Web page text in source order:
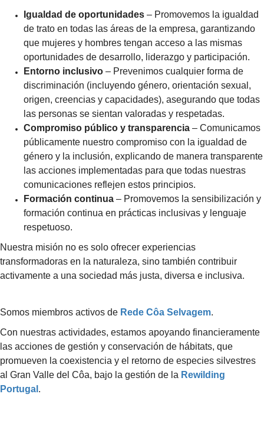
Igualdad de oportunidades – Promovemos la igualdad
de trato en todas las áreas de la empresa, garantizando
que mujeres y hombres tengan acceso a las mismas
oportunidades de desarrollo, liderazgo y participación.
Entorno inclusivo – Prevenimos cualquier forma de
discriminación (incluyendo género, orientación sexual,
origen, creencias y capacidades), asegurando que todas
las personas se sientan valoradas y respetadas.
Compromiso público y transparencia – Comunicamos
públicamente nuestro compromiso con la igualdad de
género y la inclusión, explicando de manera transparente
las acciones implementadas para que todas nuestras
comunicaciones reflejen estos principios.
Formación continua – Promovemos la sensibilización y
formación continua en prácticas inclusivas y lenguaje
respetuoso.
Nuestra misión no es solo ofrecer experiencias
transformadoras en la naturaleza, sino también contribuir
activamente a una sociedad más justa, diversa e inclusiva.
Somos miembros activos de Rede Côa Selvagem.
Con nuestras actividades, estamos apoyando financieramente
las acciones de gestión y conservación de hábitats, que
promueven la coexistencia y el retorno de especies silvestres
al Gran Valle del Côa, bajo la gestión de la Rewilding
Portugal .